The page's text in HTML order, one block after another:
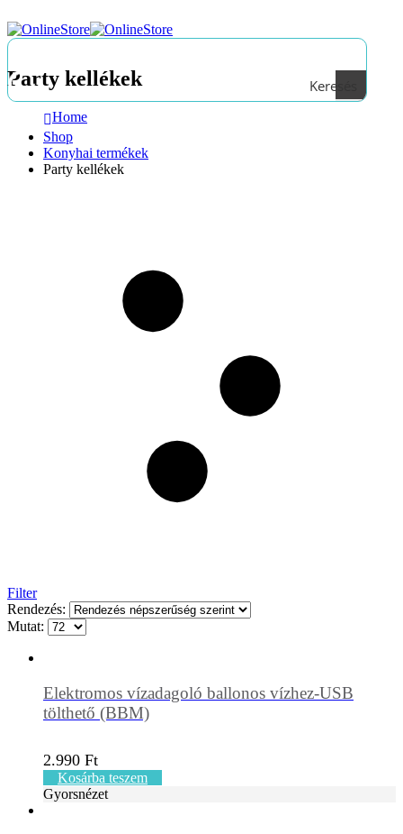
Keresés
Party kellékek
Home
Shop
Konyhai termékek
Party kellékek
Filter
Rendezés:
Mutat:
Elektromos vízadagoló ballonos vízhez-USB
tölthető (BBM)
2.990 Ft
Kosárba teszem
Gyorsnézet